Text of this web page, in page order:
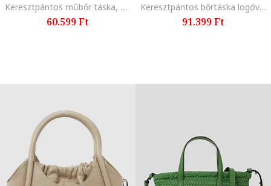
Keresztpántos műbőr táska, Fekete
60.599 Ft
Keresztpántos bőrtáska logóval, Halványsárga
91.399 Ft